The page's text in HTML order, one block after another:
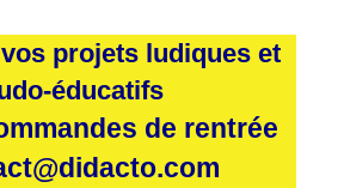
projets ludiques et
éducatifs
de rentrée